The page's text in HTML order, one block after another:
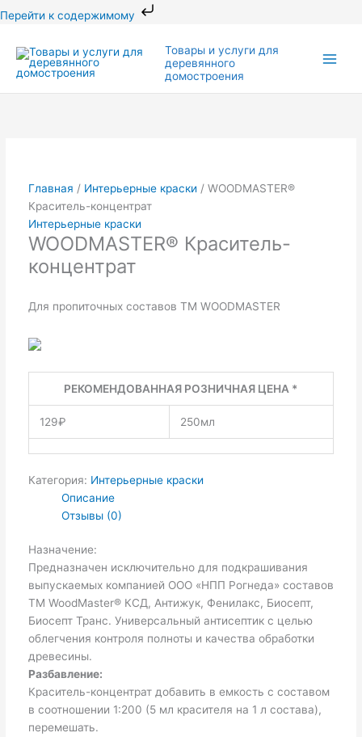
Перейти к содержимому
Товары и услуги для
деревянного
домостроения
Главная / Интерьерные краски / WOODMASTER®
Краситель-концентрат
Интерьерные краски
WOODMASTER® Краситель-
концентрат
Для пропиточных составов TM WOODMASTER
РЕКОМЕНДОВАННАЯ РОЗНИЧНАЯ ЦЕНА *
129₽ 250мл
Категория: Интерьерные краски
Описание
Отзывы (0)
Назначение:
Предназначен исключительно для подкрашивания
выпускаемых компанией ООО «НПП Рогнеда» составов
ТМ WoodMaster® КСД, Антижук, Фенилакс, Биосепт,
Биосепт Транс. Универсальный антисептик с целью
облегчения контроля полноты и качества обработки
древесины.
Разбавление:
Краситель-концентрат добавить в емкость с составом
в соотношении 1:200 (5 мл красителя на 1 л состава),
перемешать.
цен:
340.00₽
товар
имеет
несколько
странице
товара.
цен:
1,630.00₽
товар
имеет
несколько
странице
товара.